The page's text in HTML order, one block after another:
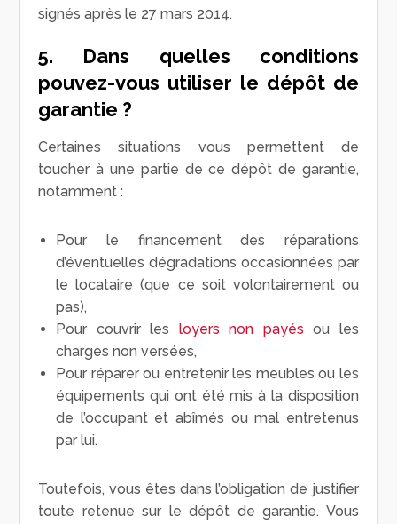
signés après le 27 mars 2014.
5. Dans quelles conditions
pouvez-vous utiliser le dépôt de
garantie ?
Certaines situations vous permettent de
toucher à une partie de ce dépôt de garantie,
notamment :
Pour le financement des réparations
d’éventuelles dégradations occasionnées par
le locataire (que ce soit volontairement ou
pas),
Pour couvrir les loyers non payés ou les
charges non versées,
Pour réparer ou entretenir les meubles ou les
équipements qui ont été mis à la disposition
de l’occupant et abîmés ou mal entretenus
par lui.
Toutefois, vous êtes dans l’obligation de justifier
toute retenue sur le dépôt de garantie. Vous